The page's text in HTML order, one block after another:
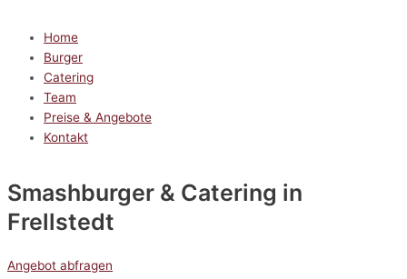
Home
Burger
Catering
Team
Preise & Angebote
Kontakt
Smashburger & Catering in
Frellstedt
Angebot abfragen